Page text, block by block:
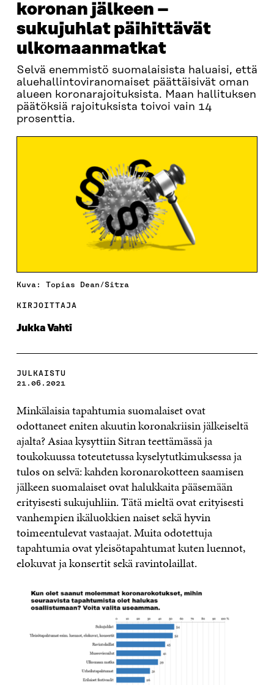
koronan jälkeen –
sukujuhlat päihittävät
ulkomaanmatkat
Selvä enemmistö suomalaisista haluaisi, että
aluehallintoviranomaiset päättäisivät oman
alueen koronarajoituksista. Maan hallituksen
päätöksiä rajoituksista toivoi vain 14
prosenttia.
Kuva: Topias Dean/Sitra
KIRJOITTAJA
Jukka Vahti
JULKAISTU
21.06.2021
Minkälaisia tapahtumia suomalaiset ovat
odottaneet eniten akuutin koronakriisin jälkeiseltä
ajalta? Asiaa kysyttiin Sitran teettämässä ja
toukokuussa toteutetussa kyselytutkimuksessa ja
tulos on selvä: kahden koronarokotteen saamisen
jälkeen suomalaiset ovat halukkaita pääsemään
erityisesti sukujuhliin. Tätä mieltä ovat erityisesti
vanhempien ikäluokkien naiset sekä hyvin
toimeentulevat vastaajat. Muita odotettuja
tapahtumia ovat yleisötapahtumat kuten luennot,
elokuvat ja konsertit sekä ravintolaillat.